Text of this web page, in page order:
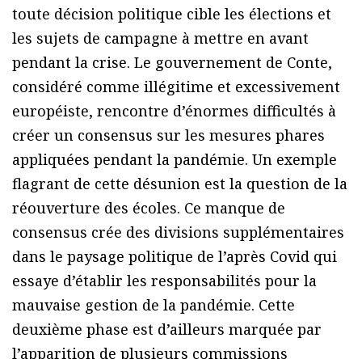
toute décision politique cible les élections et
les sujets de campagne à mettre en avant
pendant la crise. Le gouvernement de Conte,
considéré comme illégitime et excessivement
européiste, rencontre d’énormes difficultés à
créer un consensus sur les mesures phares
appliquées pendant la pandémie. Un exemple
flagrant de cette désunion est la question de la
réouverture des écoles. Ce manque de
consensus crée des divisions supplémentaires
dans le paysage politique de l’après Covid qui
essaye d’établir les responsabilités pour la
mauvaise gestion de la pandémie. Cette
deuxième phase est d’ailleurs marquée par
l’apparition de plusieurs commissions